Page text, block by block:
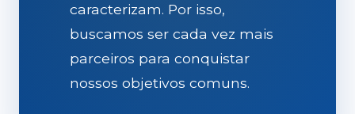
caracterizam. Por isso,
buscamos ser cada vez mais
parceiros para conquistar
nossos objetivos comuns.